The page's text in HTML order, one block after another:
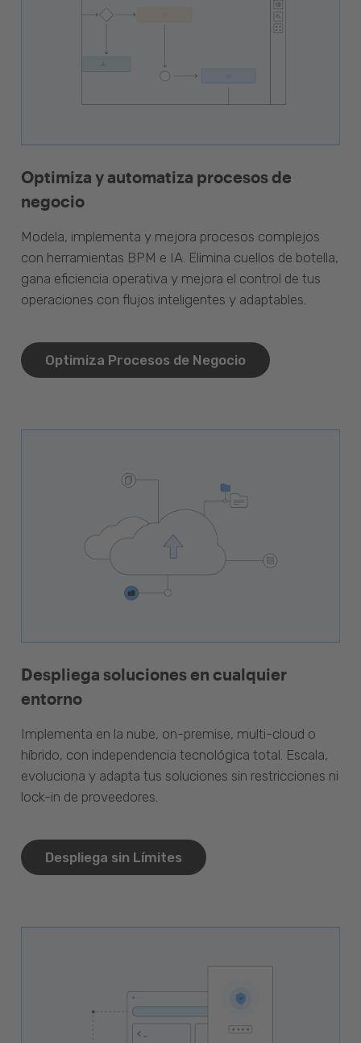
Optimiza y automatiza procesos de
negocio
Modela, implementa y mejora procesos complejos
con herramientas BPM e IA. Elimina cuellos de botella,
gana eficiencia operativa y mejora el control de tus
operaciones con flujos inteligentes y adaptables.
Optimiza Procesos de Negocio
Despliega soluciones en cualquier
entorno
Implementa en la nube, on-premise, multi-cloud o
híbrido, con independencia tecnológica total. Escala,
evoluciona y adapta tus soluciones sin restricciones ni
lock-in de proveedores.
Despliega sin Límites